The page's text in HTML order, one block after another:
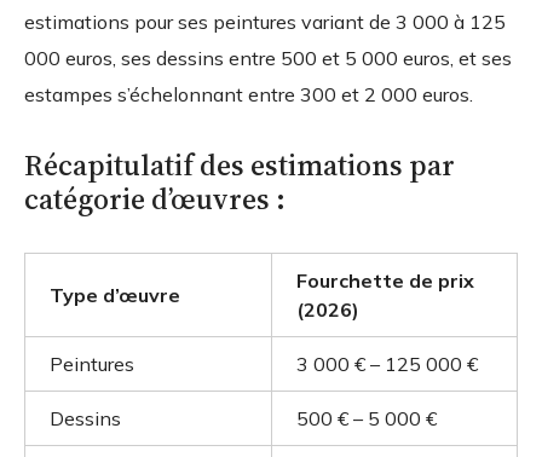
estimations pour ses peintures variant de 3 000 à 125
000 euros, ses dessins entre 500 et 5 000 euros, et ses
estampes s’échelonnant entre 300 et 2 000 euros.
Récapitulatif des estimations par
catégorie d’œuvres :
Type d’œuvre
Fourchette de prix
(2026)
Peintures 3 000 € – 125 000 €
Dessins 500 € – 5 000 €